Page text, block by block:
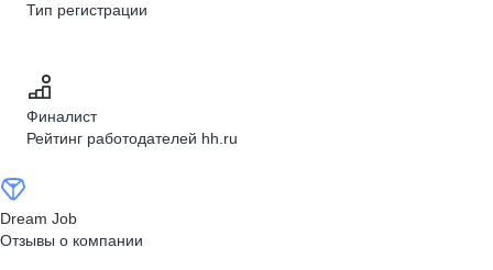
Тип регистрации
Финалист
Рейтинг работодателей hh.ru
Dream Job
Отзывы о компании